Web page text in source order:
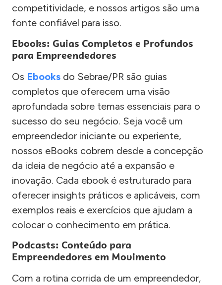
competitividade, e nossos artigos são uma
fonte confiável para isso.
Ebooks: Guias Completos e Profundos
para Empreendedores
Os Ebooks do Sebrae/PR são guias
completos que oferecem uma visão
aprofundada sobre temas essenciais para o
sucesso do seu negócio. Seja você um
empreendedor iniciante ou experiente,
nossos eBooks cobrem desde a concepção
da ideia de negócio até a expansão e
inovação. Cada ebook é estruturado para
oferecer insights práticos e aplicáveis, com
exemplos reais e exercícios que ajudam a
colocar o conhecimento em prática.
Podcasts: Conteúdo para
Empreendedores em Movimento
Com a rotina corrida de um empreendedor,